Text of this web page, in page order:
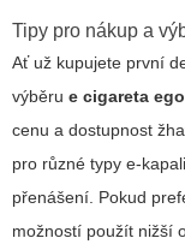
Tipy pro nákup a
Ať už kupujete první
výběru e cigareta
cenu a dostupnost
pro různé typy
přenášení. Pokud
možností použít nižší